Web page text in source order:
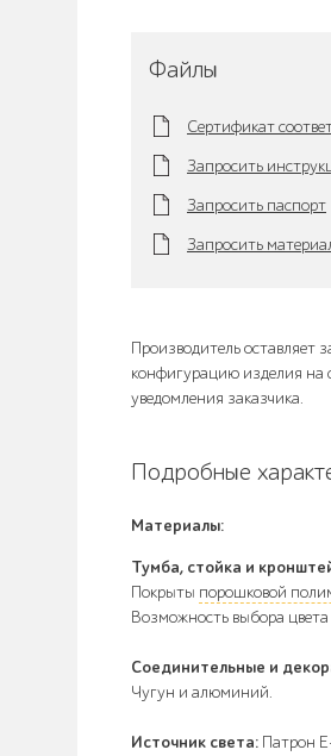
Файлы
Сертификат
Запросить
Запросить паспорт
Запросить
Производитель оставляет
конфигурацию изделия на
уведомления заказчика.
Подробные
Материалы:
Тумба, стойка и
Покрыты порошковой
Возможность выбора
Соединительные и
Чугун и алюминий.
Источник света: Патрон